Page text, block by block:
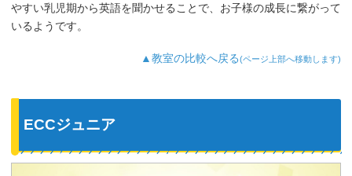
やすい乳児期から英語を聞かせることで、お子様の成長に繋がって
いるようです。
▲教室の比較へ戻る(ページ上部へ移動します)
ECCジュニア